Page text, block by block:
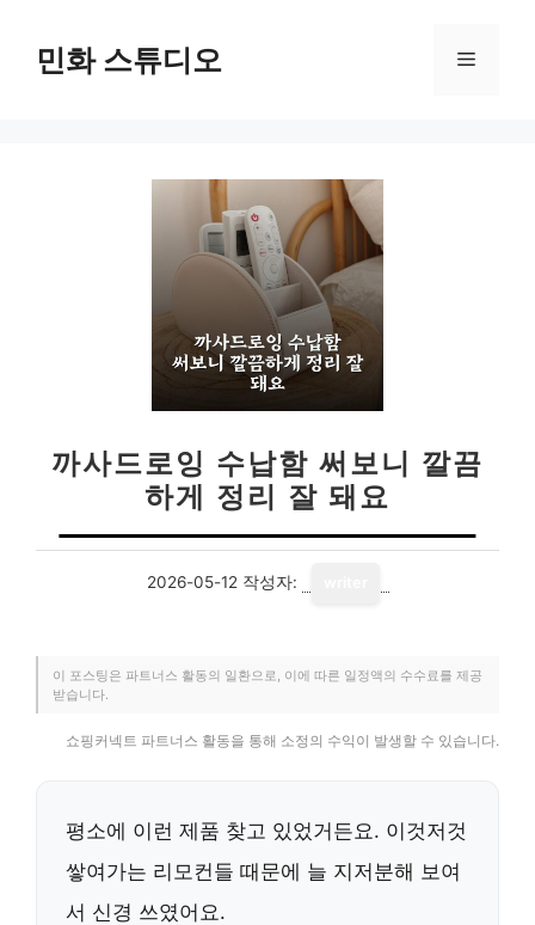
민화 스튜디오 메
까사드로잉 수납함 써보니 깔끔
하게 정리 잘 돼요
2026-05-12 작성자:
이 포스팅은 파트너스 활동의 일환으로, 이에 따른 일정액의 수수료를 제공
받습니다.
쇼핑커넥트 파트너스 활동을 통해 소정의 수익이 발생할 수 있습니다.
평소에 이런 제품 찾고 있었거든요. 이것저것
쌓여가는 리모컨들 때문에 늘 지저분해 보여
서 신경 쓰였어요.